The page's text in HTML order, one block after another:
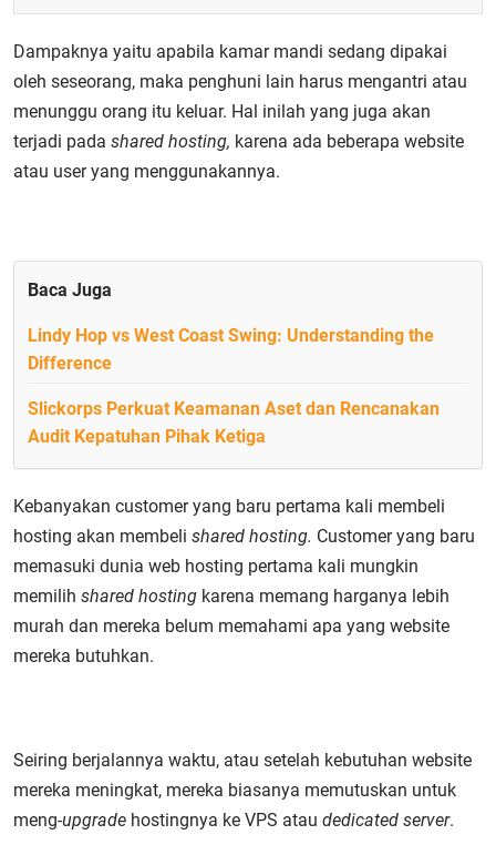
Dampaknya yaitu apabila kamar mandi sedang dipakai
oleh seseorang, maka penghuni lain harus mengantri atau
menunggu orang itu keluar. Hal inilah yang juga akan
terjadi pada shared hosting, karena ada beberapa website
atau user yang menggunakannya.
Baca Juga
Lindy Hop vs West Coast Swing: Understanding the
Difference
Slickorps Perkuat Keamanan Aset dan Rencanakan
Audit Kepatuhan Pihak Ketiga
Kebanyakan customer yang baru pertama kali membeli
hosting akan membeli shared hosting. Customer yang baru
memasuki dunia web hosting pertama kali mungkin
memilih shared hosting karena memang harganya lebih
murah dan mereka belum memahami apa yang website
mereka butuhkan.
Seiring berjalannya waktu, atau setelah kebutuhan website
mereka meningkat, mereka biasanya memutuskan untuk
meng-upgrade hostingnya ke VPS atau dedicated server.